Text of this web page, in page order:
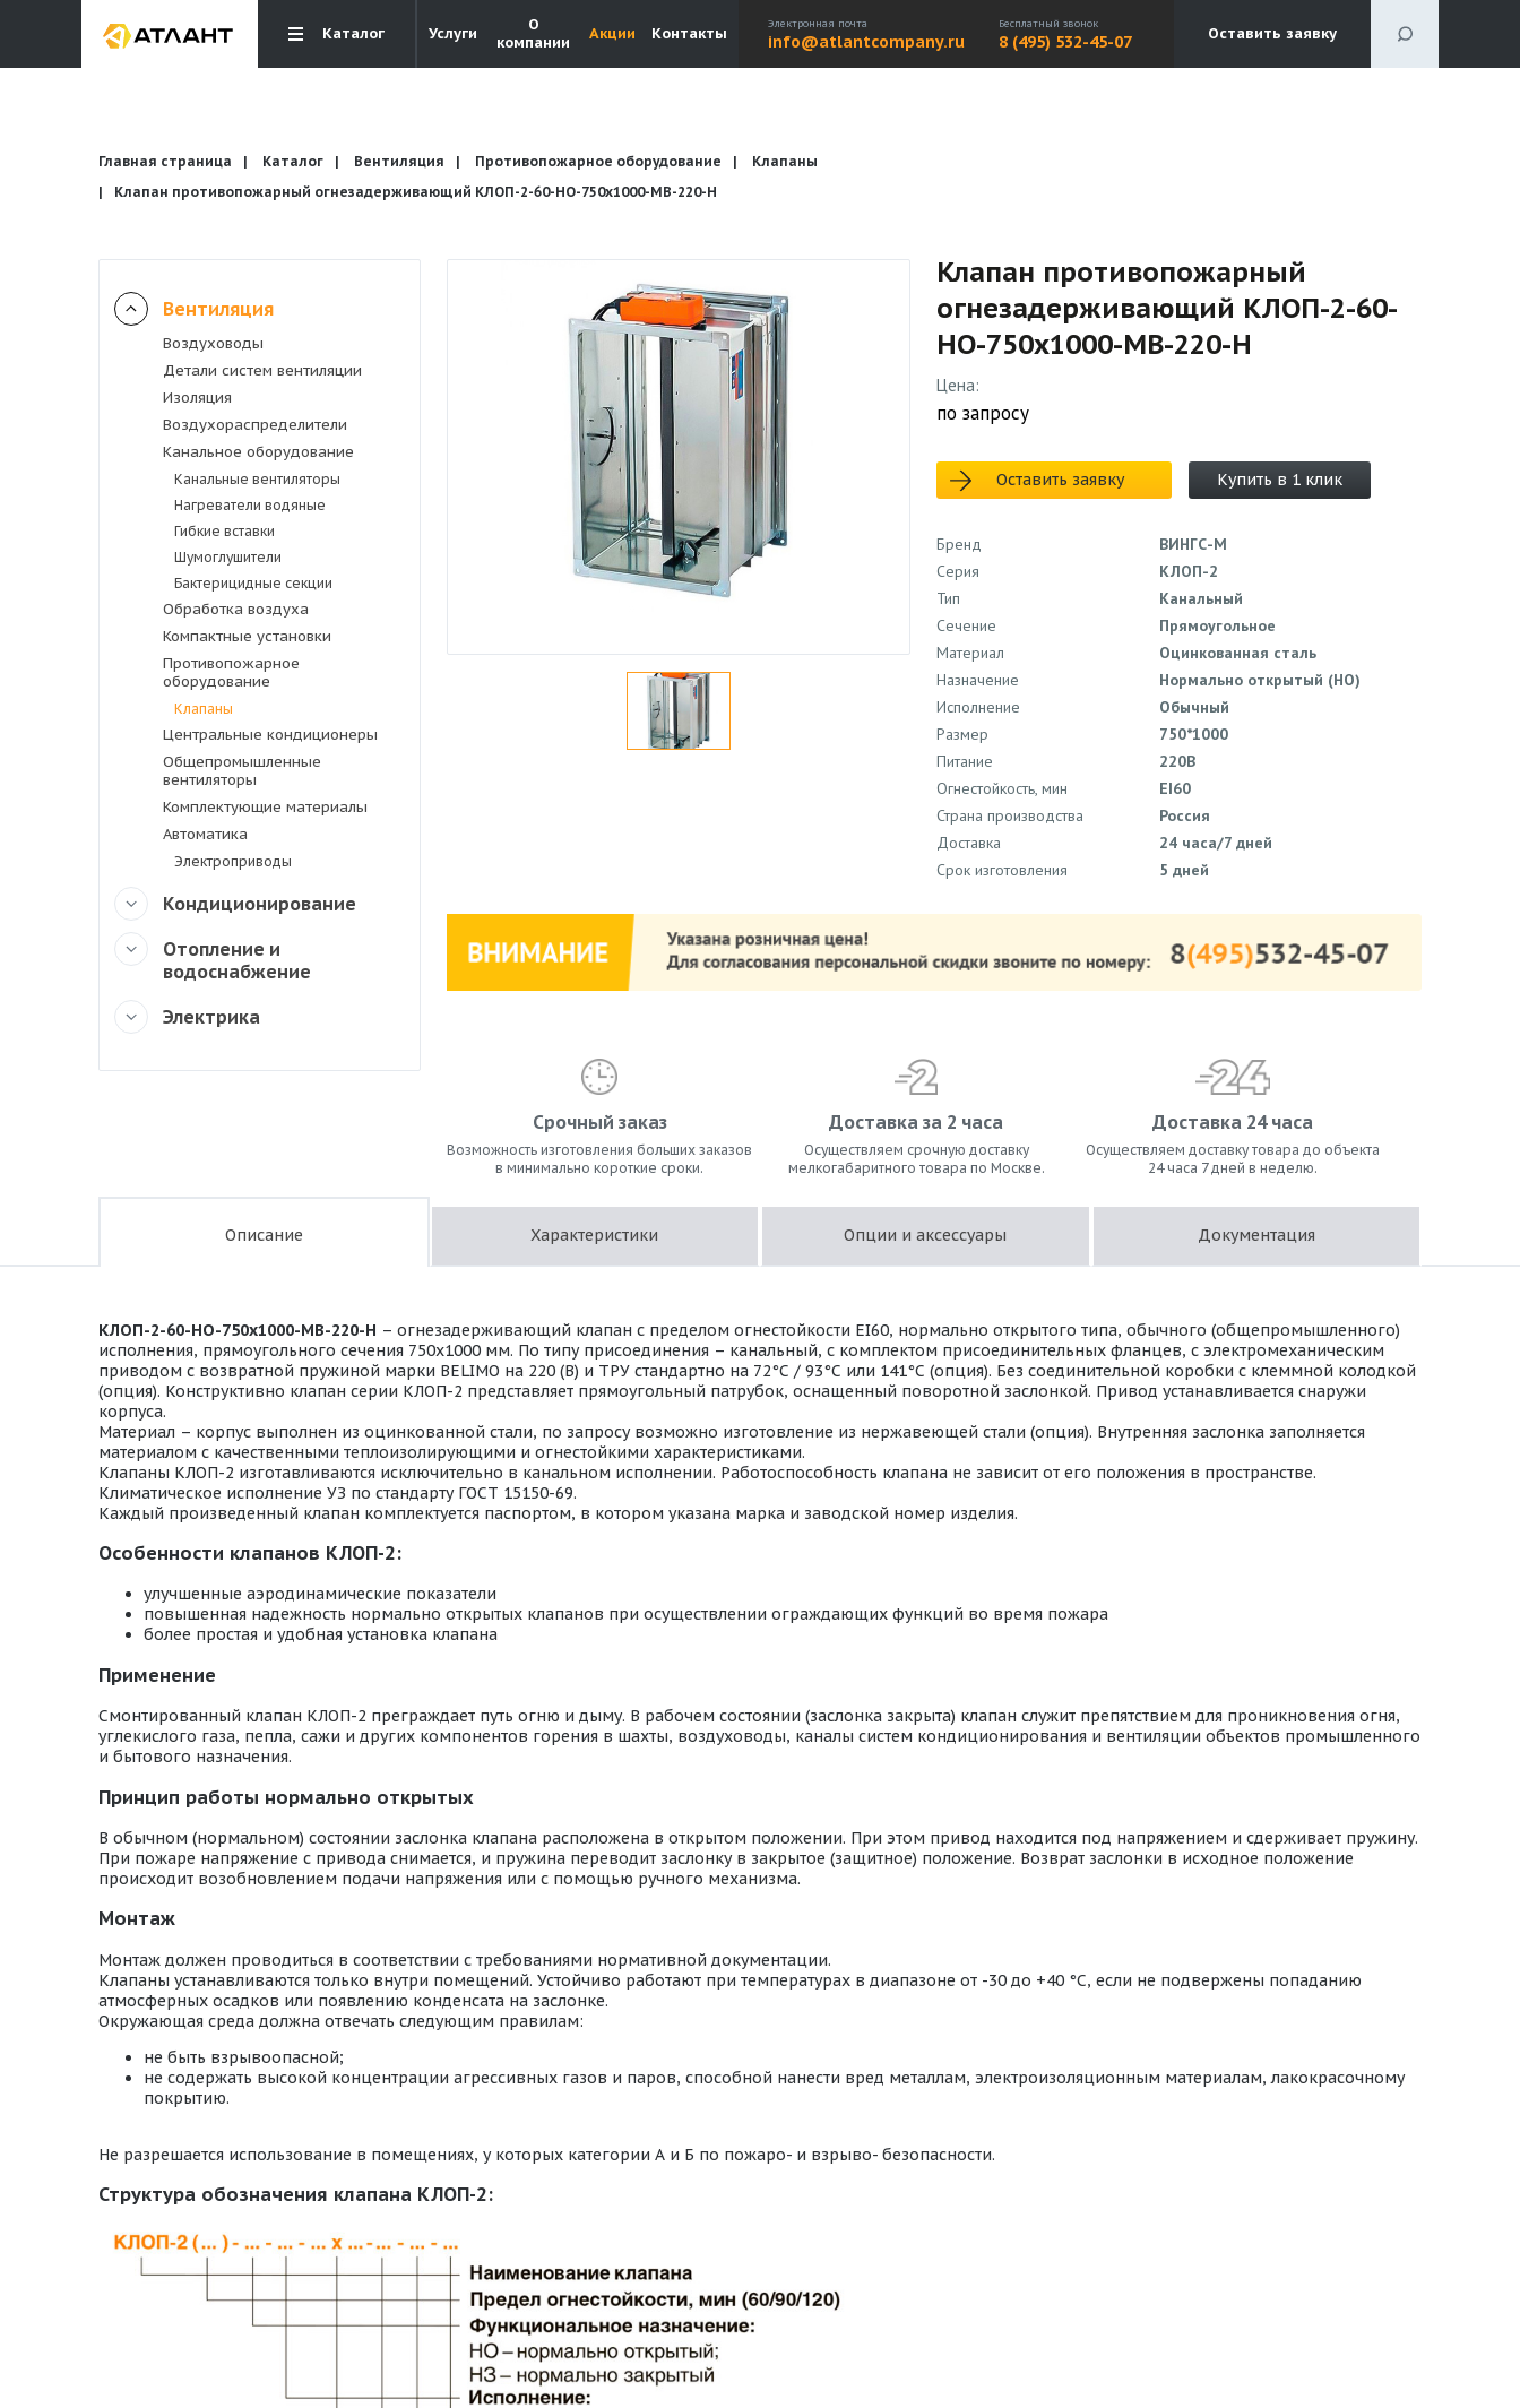
Каталог Услуги
О
компании
Акции Контакты
Электронная почта
info@atlantcompany.ru
Бесплатный звонок
8 (495) 532-45-07 Оставить заявку
Кондиционирование
Отопление и водоснабжение
Электрика
Главная страница Каталог Вентиляция Противопожарное оборудование
Клапаны
Клапан противопожарный огнезадерживающий КЛОП-2-60-НО-750х1000-МВ-220-Н
Вентиляция
Воздуховоды
Детали систем вентиляции
Изоляция
Воздухораспределители
Канальное оборудование
Канальные вентиляторы
Нагреватели водяные
Гибкие вставки
Шумоглушители
Бактерицидные секции
Обработка воздуха
Компактные установки
Противопожарное
оборудование
Клапаны
Центральные кондиционеры
Общепромышленные
вентиляторы
Комплектующие материалы
Автоматика
Электроприводы
Кондиционирование
Отопление и
водоснабжение
Электрика
Клапан противопожарный
огнезадерживающий КЛОП-2-60-
НО-750х1000-МВ-220-Н
Цена:
по запросу
Оставить заявку Купить в 1 клик
Бренд
ВИНГС-М
Серия
КЛОП-2
Тип
Канальный
Сечение
Прямоугольное
Материал
Оцинкованная сталь
Назначение
Нормально открытый (НО)
Исполнение
Обычный
Размер
750*1000
Питание
220В
Огнестойкость, мин
EI60
Страна производства
Россия
Доставка
24 часа/7 дней
Срок изготовления
5 дней
Срочный заказ
Возможность изготовления больших заказов
в минимально короткие сроки.
Доставка за 2 часа
Осуществляем срочную доставку
мелкогабаритного товара по Москве.
Доставка 24 часа
Осуществляем доставку товара до объекта
24 часа 7 дней в неделю.
Описание Характеристики Опции и аксессуары Документация
КЛОП-2-60-НО-750х1000-МВ-220-Н – огнезадерживающий клапан с пределом огнестойкости EI60, нормально открытого типа, обычного (общепромышленного)
исполнения, прямоугольного сечения 750х1000 мм. По типу присоединения – канальный, с комплектом присоединительных фланцев, с электромеханическим
приводом с возвратной пружиной марки BELIMO на 220 (В) и ТРУ стандартно на 72°С / 93°С или 141°С (опция). Без соединительной коробки с клеммной колодкой
(опция). Конструктивно клапан серии КЛОП-2 представляет прямоугольный патрубок, оснащенный поворотной заслонкой. Привод устанавливается снаружи
корпуса.
Материал – корпус выполнен из оцинкованной стали, по запросу возможно изготовление из нержавеющей стали (опция). Внутренняя заслонка заполняется
материалом с качественными теплоизолирующими и огнестойкими характеристиками.
Клапаны КЛОП-2 изготавливаются исключительно в канальном исполнении. Работоспособность клапана не зависит от его положения в пространстве.
Климатическое исполнение УЗ по стандарту ГОСТ 15150-69.
Каждый произведенный клапан комплектуется паспортом, в котором указана марка и заводской номер изделия.
Особенности клапанов КЛОП-2:
улучшенные аэродинамические показатели
повышенная надежность нормально открытых клапанов при осуществлении ограждающих функций во время пожара
более простая и удобная установка клапана
Применение
Смонтированный клапан КЛОП-2 преграждает путь огню и дыму. В рабочем состоянии (заслонка закрыта) клапан служит препятствием для проникновения огня,
углекислого газа, пепла, сажи и других компонентов горения в шахты, воздуховоды, каналы систем кондиционирования и вентиляции объектов промышленного
и бытового назначения.
Принцип работы нормально открытых
В обычном (нормальном) состоянии заслонка клапана расположена в открытом положении. При этом привод находится под напряжением и сдерживает пружину.
При пожаре напряжение с привода снимается, и пружина переводит заслонку в закрытое (защитное) положение. Возврат заслонки в исходное положение
происходит возобновлением подачи напряжения или с помощью ручного механизма.
Монтаж
Монтаж должен проводиться в соответствии с требованиями нормативной документации.
Клапаны устанавливаются только внутри помещений. Устойчиво работают при температурах в диапазоне от -30 до +40 °С, если не подвержены попаданию
атмосферных осадков или появлению конденсата на заслонке.
Окружающая среда должна отвечать следующим правилам:
не быть взрывоопасной;
не содержать высокой концентрации агрессивных газов и паров, способной нанести вред металлам, электроизоляционным материалам, лакокрасочному
покрытию.
Не разрешается использование в помещениях, у которых категории А и Б по пожаро- и взрыво- безопасности.
Структура обозначения клапана КЛОП-2: